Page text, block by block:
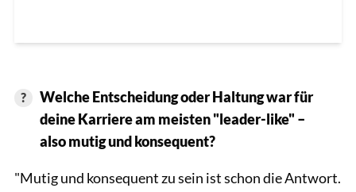
Welche Entscheidung oder Haltung war für
deine Karriere am meisten "leader-like" –
also mutig und konsequent?
"Mutig und konsequent zu sein ist schon die Antwort.